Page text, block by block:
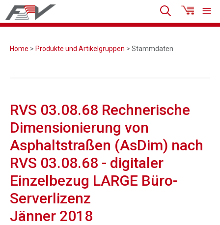
Home > Produkte und Artikelgruppen > Stammdaten
RVS 03.08.68 Rechnerische
Dimensionierung von
Asphaltstraßen (AsDim) nach
RVS 03.08.68 - digitaler
Einzelbezug LARGE Büro-
Serverlizenz
Jänner 2018